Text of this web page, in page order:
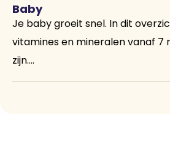
Baby
Je baby groeit snel. In dit
vitamines en mineralen vanaf 7
zijn....